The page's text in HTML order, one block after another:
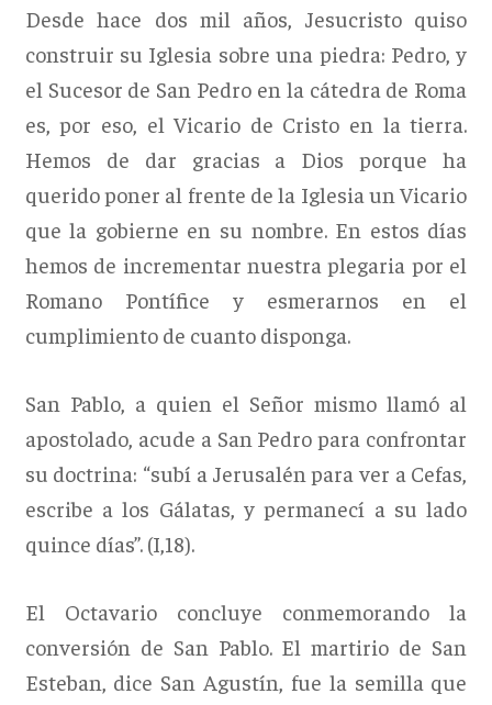
Desde hace dos mil años, Jesucristo quiso
construir su Iglesia sobre una piedra: Pedro, y
el Sucesor de San Pedro en la cátedra de Roma
es, por eso, el Vicario de Cristo en la tierra.
Hemos de dar gracias a Dios porque ha
querido poner al frente de la Iglesia un Vicario
que la gobierne en su nombre. En estos días
hemos de incrementar nuestra plegaria por el
Romano Pontífice y esmerarnos en el
cumplimiento de cuanto disponga.
San Pablo, a quien el Señor mismo llamó al
apostolado, acude a San Pedro para confrontar
su doctrina: “subí a Jerusalén para ver a Cefas,
escribe a los Gálatas, y permanecí a su lado
quince días”. (I,18).
El Octavario concluye conmemorando la
conversión de San Pablo. El martirio de San
Esteban, dice San Agustín, fue la semilla que